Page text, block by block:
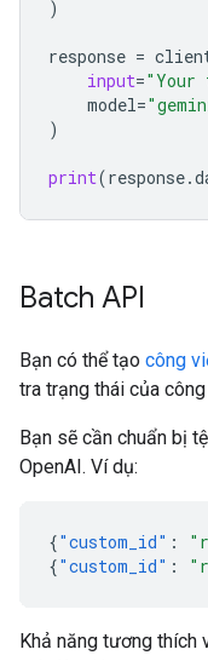
)
response =
input="Your
model=
)
print(response.
Batch API
Bạn có thể tạo công
tra trạng thái của
Bạn sẽ cần chuẩn bị
OpenAI. Ví dụ:
{"custom_id" :
{"custom_id" :
Khả năng tương thích